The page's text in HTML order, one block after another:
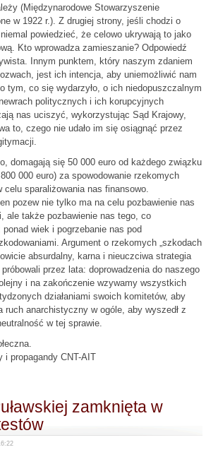
(Międzynarodowe Stowarzyszenie
w 1922 r.). Z drugiej strony, jeśli chodzi o
powiedzieć, że celowo ukrywają to jako
Kto wprowadza zamieszanie? Odpowiedź
Innym punktem, który naszym zdaniem
jest ich intencja, aby uniemożliwić nam
tym, co się wydarzyło, o ich niedopuszczalnym
politycznych i ich korupcyjnych
nas uciszyć, wykorzystując Sąd Krajowy,
to, czego nie udało im się osiągnąć przez
domagają się 50 000 euro od każdego związku
000 euro) za spowodowanie rzekomych
celu sparaliżowania nas finansowo.
pozew nie tylko ma na celu pozbawienie nas
ale także pozbawienie nas tego, co
wiek i pogrzebanie nas pod
Argument o rzekomych „szkodach
absurdalny, karna i nieuczciwa strategia
przez lata: doprowadzenia do naszego
i na zakończenie wzywamy wszystkich
działaniami swoich komitetów, aby
ruch anarchistyczny w ogóle, aby wyszedł z
w tej sprawie.
i propagandy CNT-AIT
zamknięta w